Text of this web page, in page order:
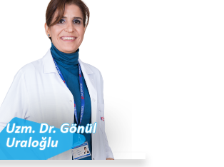
Uzm. Dr. Gönül
Uraloğlu